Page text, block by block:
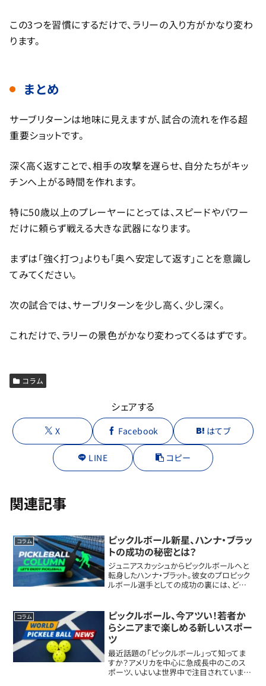
この3つを習慣にするだけで、ラリーの入り方がかなり変わ
ります。
まとめ
サーブリターンは地味に見えますが、試合の流れを作る超
重要ショットです。
深く高く返すことで、相手の攻撃を遅らせ、自分たちがキッ
チンへ上がる時間を作れます。
特に50歳以上のプレーヤーにとっては、スピードやパワー
だけに頼らず戦える大きな武器になります。
まずは「強く打つ」よりも「奥へ安定して返す」ことを意識し
てみてください。
次の試合では、サーブリターンを少し高く、少し深く。
これだけで、ラリーの景色がかなり変わってくるはずです。
コラム
シェアする
X Facebook はてブ
LINE コピー
関連記事
コラム
ピックルボール新星、ハンナ・ブラッ
トの成功の秘密とは？
ジュニアスカッシュからピックルボールへと
転身したハンナ・ブラット。彼女のプロピック
ルボール選手としての成功の裏には、どの
動に至るまでを徹底的に追いかけてみま
し...
コラム
ピックルボール、今アツい！若者か
らシニアまで楽しめる新しいスポー
ツ
最近話題の「ピックルボール」って知ってま
すか？アメリカを中心に急成長中のこのス
ポーツ、いよいよ世界中で注目されていま